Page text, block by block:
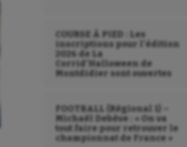
COURSE À PIED : Les
inscriptions pour l’édition
2026 de La
Corrid’Halloween de
Montdidier sont ouvertes
FOOTBALL (Régional 1) –
Michaël Debève : « On va
tout faire pour retrouver le
championnat de France »